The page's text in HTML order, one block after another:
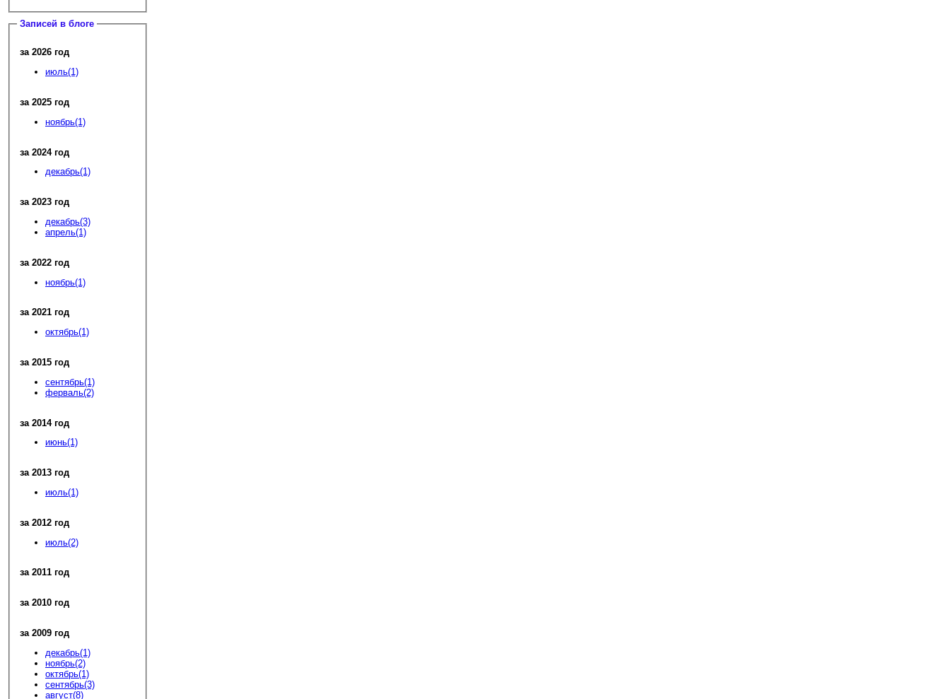
Записей в блоге
за 2026 год
июль(1)
за 2025 год
ноябрь(1)
за 2024 год
декабрь(1)
за 2023 год
декабрь(3)
апрель(1)
за 2022 год
ноябрь(1)
за 2021 год
октябрь(1)
за 2015 год
сентябрь(1)
ферваль(2)
за 2014 год
июнь(1)
за 2013 год
июль(1)
за 2012 год
июль(2)
за 2011 год
за 2010 год
за 2009 год
декабрь(1)
ноябрь(2)
октябрь(1)
сентябрь(3)
август(8)